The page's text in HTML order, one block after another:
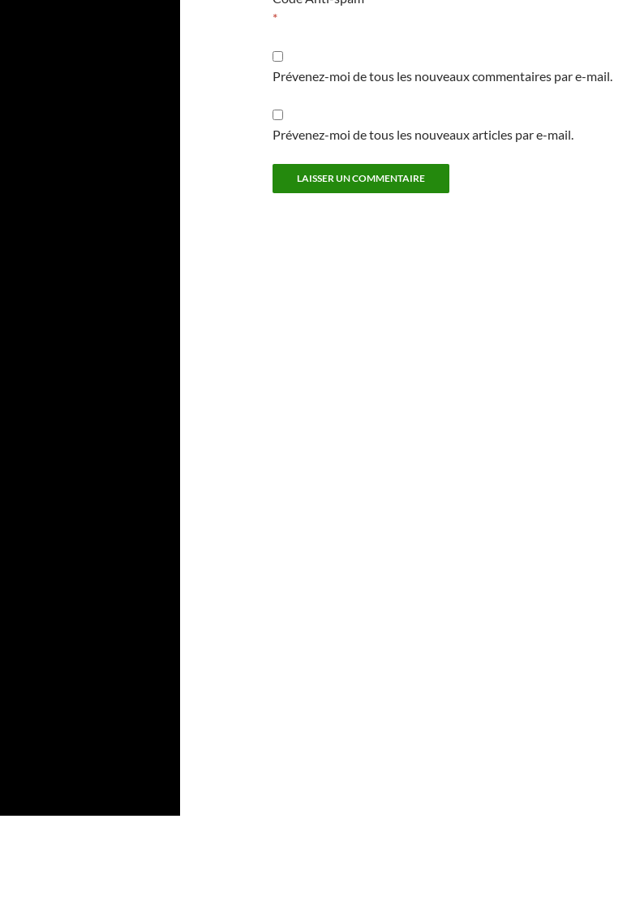
*
Prévenez-moi de tous les nouveaux commentaires par e-mail.
Prévenez-moi de tous les nouveaux articles par e-mail.